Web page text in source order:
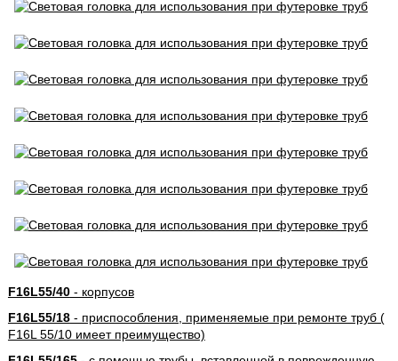
F16L55/40- корпусов
F16L55/18- приспособления, применяемые при ремонте труб (
F16L 55/10 имеет преимущество)